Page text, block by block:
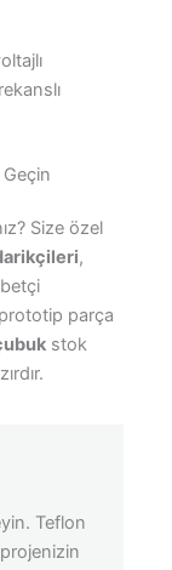
Size özel
,
parça
stok
Teflon